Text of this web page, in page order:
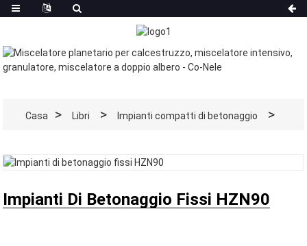
Casa Libri Impianti compatti di betonaggio
Impianti Di Betonaggio Fissi HZN90